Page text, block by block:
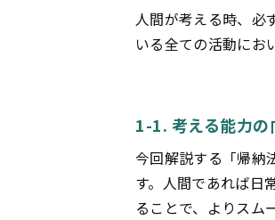
人間が考える時、必
いる全ての活動にお
1-1. 考える能力の
今回解説する「帰納
す。人間であれば日
ることで、よりスム